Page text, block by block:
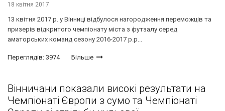
18 квітня 2017
13 квітня 2017 р. у Вінниці відбулося нагородження переможців та
призерів відкритого чемпіонату міста з футзалу серед
аматорських команд сезону 2016-2017 р.р...
Переглядів: 3974 Більше
Вінничани показали високі результати на
Чемпіонаті Європи з сумо та Чемпіонаті